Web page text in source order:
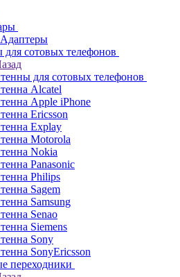
сотовых телефонов
для сотовых телефонов
Alcatel
Apple iPhone
Ericsson
Explay
Motorola
Nokia
Panasonic
Philips
Sagem
Samsung
Senao
Siemens
Sony
SonyEricsson
переходники